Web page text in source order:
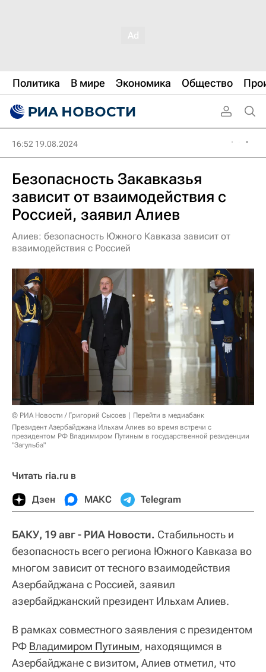
Политика В мире Экономика Общество
16:52 19.08.2024
Безопасность Закавказья
зависит от взаимодействия с
Россией, заявил Алиев
Алиев: безопасность Южного Кавказа зависит от
взаимодействия с Россией
© РИА Новости / Григорий Сысоев
Перейти в медиабанк
Президент Азербайджана Ильхам Алиев во время встречи с
президентом РФ Владимиром Путиным в государственной резиденции
"Загульба"
Читать ria.ru в
Дзен МАКС Telegram
БАКУ, 19 авг - РИА Новости. Стабильность и
безопасность всего региона Южного Кавказа во
многом зависит от тесного взаимодействия
Азербайджана с Россией, заявил
азербайджанский президент Ильхам Алиев.
В рамках совместного заявления с президентом
РФ Владимиром Путиным, находящимся в
Азербайджане с визитом, Алиев отметил, что